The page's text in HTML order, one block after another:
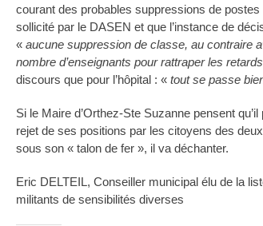
courant des probables suppressions de
sollicité par le DASEN et que l’instance de
« aucune suppression de classe, au contraire
nombre d’enseignants pour rattraper les
discours que pour l’hôpital : « tout se passe
Si le Maire d’Orthez-Ste Suzanne pensent
rejet de ses positions par les citoyens des
sous son « talon de fer », il va déchanter.
Eric DELTEIL, Conseiller municipal élu de la
militants de sensibilités diverses